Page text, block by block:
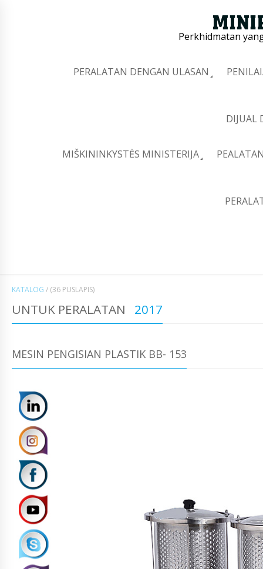
Perkhidmatan
PERALATAN DENGAN ULASAN
DIJUAL
MIŠKININKYSTĖS MINISTERIJA
KATALOG / (36 PUSLAPIS)
UNTUK PERALATAN 2017
MESIN PENGISIAN PLASTIK BB- 153